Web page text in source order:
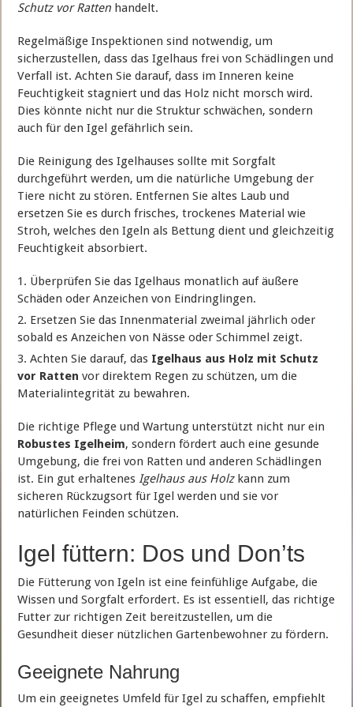
Schutz vor Ratten handelt.
Regelmäßige Inspektionen sind notwendig, um
sicherzustellen, dass das Igelhaus frei von Schädlingen und
Verfall ist. Achten Sie darauf, dass im Inneren keine
Feuchtigkeit stagniert und das Holz nicht morsch wird.
Dies könnte nicht nur die Struktur schwächen, sondern
auch für den Igel gefährlich sein.
Die Reinigung des Igelhauses sollte mit Sorgfalt
durchgeführt werden, um die natürliche Umgebung der
Tiere nicht zu stören. Entfernen Sie altes Laub und
ersetzen Sie es durch frisches, trockenes Material wie
Stroh, welches den Igeln als Bettung dient und gleichzeitig
Feuchtigkeit absorbiert.
Überprüfen Sie das Igelhaus monatlich auf äußere
Schäden oder Anzeichen von Eindringlingen.
Ersetzen Sie das Innenmaterial zweimal jährlich oder
sobald es Anzeichen von Nässe oder Schimmel zeigt.
Achten Sie darauf, das Igelhaus aus Holz mit Schutz
vor Ratten vor direktem Regen zu schützen, um die
Materialintegrität zu bewahren.
Die richtige Pflege und Wartung unterstützt nicht nur ein
Robustes Igelheim, sondern fördert auch eine gesunde
Umgebung, die frei von Ratten und anderen Schädlingen
ist. Ein gut erhaltenesIgelhaus aus Holzkann zum
sicheren Rückzugsort für Igel werden und sie vor
natürlichen Feinden schützen.
Igel füttern: Dos und Don’ts
Die Fütterung von Igeln ist eine feinfühlige Aufgabe, die
Wissen und Sorgfalt erfordert. Es ist essentiell, das richtige
Futter zur richtigen Zeit bereitzustellen, um die
Gesundheit dieser nützlichen Gartenbewohner zu fördern.
Geeignete Nahrung
Um ein geeignetes Umfeld für Igel zu schaffen, empfiehlt